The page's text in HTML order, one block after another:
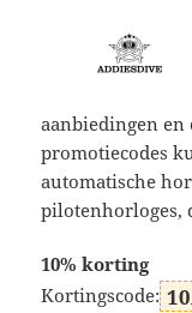
aanbiedingen en
promotiecodes
automatische
pilotenhorloges,
10% korting
Kortingscode: